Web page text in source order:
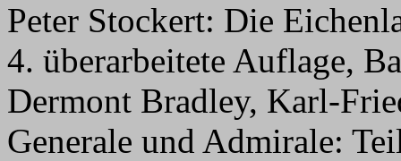
Peter Stockert: Die
4. überarbeitete Auflage,
Dermont Bradley, Karl-
Generale und Admirale: